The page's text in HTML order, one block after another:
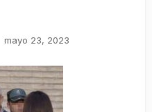
mayo 23, 2023